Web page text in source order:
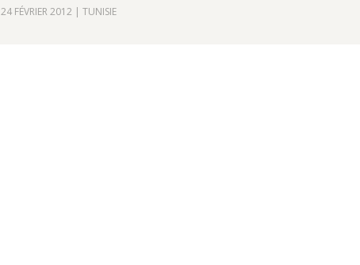
24 FÉVRIER 2012 | TUNISIE